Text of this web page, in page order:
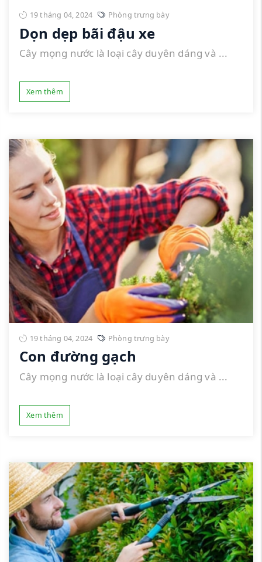
19 tháng 04, 2024 Phòng trưng bày
Dọn dẹp bãi đậu xe
Cây mọng nước là loại cây duyên dáng và ...
Xem thêm
19 tháng 04, 2024 Phòng trưng bày
Con đường gạch
Cây mọng nước là loại cây duyên dáng và ...
Xem thêm